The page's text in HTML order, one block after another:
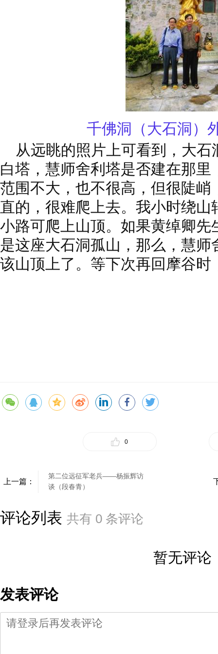
千佛洞（大石洞）
从远眺的照片上可看到，大
白塔，慧师舍利塔是否建在那
范围不大，也不很高，但很陡峭
直的，很难爬上去。我小时绕
小路可爬上山顶。如果黄绰卿先
是这座大石洞孤山，那么，慧
该山顶上了。等下次再回摩谷时
0
上一篇：
第二位远征军老兵——杨振辉访
谈（段春青）
评论列表 共有 0 条评论
暂无评论
发表评论